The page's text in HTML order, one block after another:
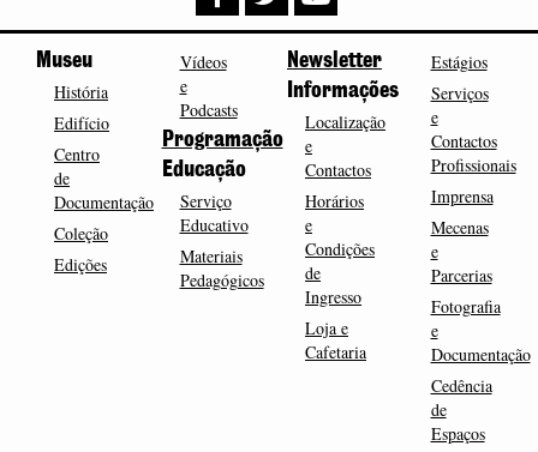
Museu
História
Edifício
Centro
de
Documentação
Coleção
Edições
Vídeos
e
Podcasts
Programação
Educação
Serviço
Educativo
Materiais
Pedagógicos
Newsletter
Informações
Localização
e
Contactos
Horários
e
Condições
de
Ingresso
Loja e
Cafetaria
Estágios
Serviços
e
Contactos
Profissionais
Imprensa
Mecenas
e
Parcerias
Fotografia
e
Documentação
Cedência
de
Espaços